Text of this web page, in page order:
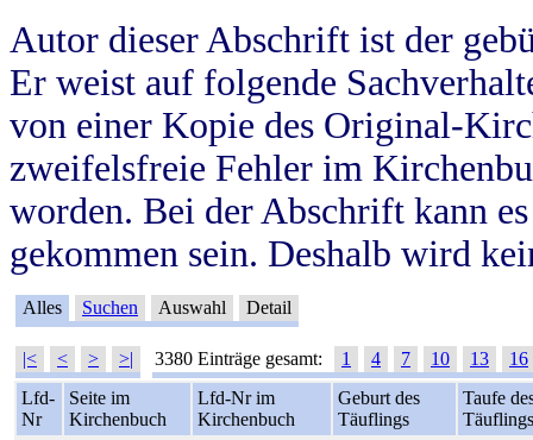
Autor dieser Abschrift ist der
Er weist auf folgende
von einer Kopie des Original-
zweifelsfreie Fehler im
worden. Bei der Abschrift kann
gekommen sein. Deshalb wird
Alles Suchen Auswahl Detail
|< < > >| 3380 Einträge gesamt: 1 4 7 10 13
16
Lfd-
Nr
Seite im
Kirchenbuch
Lfd-Nr im
Kirchenbuch
Geburt des
Täuflings
Taufe
Täuflings